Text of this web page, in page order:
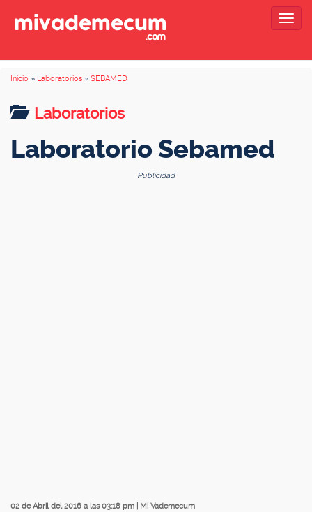
Inicio » Laboratorios » SEBAMED
Laboratorios
Laboratorio Sebamed
Publicidad
02 de Abril del 2016 a las 03:18 pm Mi Vademecum